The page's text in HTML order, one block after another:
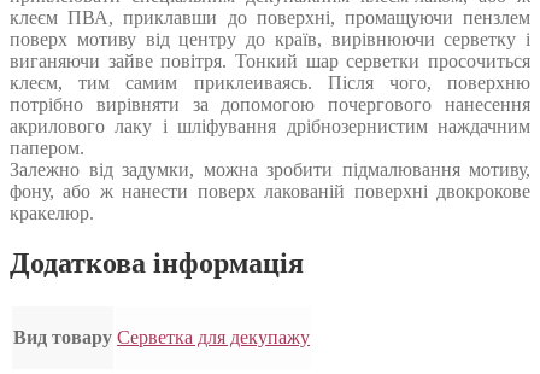
клеєм ПВА, приклавши до поверхні, промащуючи пензлем
поверх мотиву від центру до країв, вирівнюючи серветку і
виганяючи зайве повітря. Тонкий шар серветки просочиться
клеєм, тим самим приклеиваясь. Після чого, поверхню
потрібно вирівняти за допомогою почергового нанесення
акрилового лаку і шліфування дрібнозернистим наждачним
папером.
Залежно від задумки, можна зробити підмалювання мотиву,
фону, або ж нанести поверх лакованій поверхні двокрокове
кракелюр.
Додаткова інформація
Вид товару Серветка для декупажу